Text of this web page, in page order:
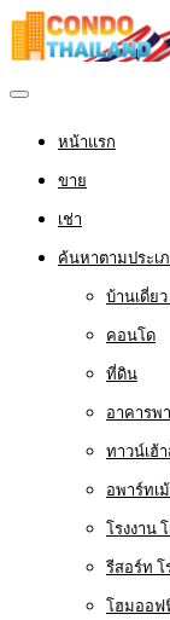
หน้าแรก
ขาย
เช่า
ค้นหาตามประเ
บ้านเดี่ย
คอนโด
ที่ดิน
อาคารพ
ทาวน์เฮ้
อพาร์ทเ
โรงงาน
รีสอร์ท โ
โฮมออฟ